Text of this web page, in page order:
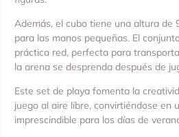
Además, el cubo tiene una altura de
para las manos pequeñas. El
práctica red, perfecta para
la arena se desprenda después de
Este set de playa fomenta la
juego al aire libre, convirtiéndose en
imprescindible para los días de